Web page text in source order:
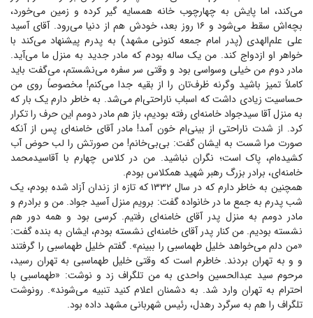
می‌کند، اما پایش به چهارچوب خانه همسایه گیر کرده و زمین می‌خورد،
بچه‌اش سقط می‌شود و ۱۶ روز بعد، خودش هم از دنیا می‌رود. آقای آسید
علی علم‌الهدی (پدر امام جمعه کنونی مشهد) به پدرم پیشنهاد می‌کند با
خواهر او ازدواج کند. من یک ساله بودم که مادر جدید به منزل ما می‌آید.
مادر دوم من خیلی وسواسی بود و وقتی سر سفره می‌نشستم، می‌گفت باید
کاملاً تمیز باشید وگرنه ظرف‌تان را از بقیه جدا می‌کنم! مخصوصاً روی من
حساسیت زیادی داشت که اسباب ناراحتی‌ام می‌شد. به خاطر دارم یک بار که
به منزل آقا سید‌جواد خامنه‌ای رفته بودیم، باز هم مادر دومم این حرف را تکرار
کرد. از شدت ناراحتی از بینی‌ام خون آمد! مادر آقای خامنه‌ای پس از آنکه
صورت مرا شست به ایشان گفت: بی‌بی‌خانم! من صورتش را لب حوض آب
کشیده‌ام، پاک است؛ نگران نباشید. من در کلاس چهارم با آقاسیدمحمد
خامنه‌ای، برادر بزرگ رهبر شهید همکلاس بودم.
همچنین به خاطر دارم که در سال ۱۳۳۲ که تازه از زندان آزاد شده بودم، یک
شب پدرم به جمع ما در خانواده گفت: برویم منزل آسید جواد. من و برادرم و
مادر دومم به منزل پدر آقای خامنه‌ای رفتیم. کرسی بود و همه دور هم
نشسته بودیم. من کنار پدر آقای خامنه‌ای نشسته بودم، ایشان به بنده گفت:
«من دلم می‌خواهد خلیل طهماسبی را ببینم». گفتم خلیل طهماسبی را گرفتند
و و به تهران بردند. خاطرم است که وقتی خلیل طهماسبی به تهران رسید،
مرحوم سید عبدالحسین واحدی به من تلگراف زد و نوشت: «طهماسبی با
احترام به تهران وارد شد. به دشمنان اعلام کنید تنبیه می‌شوند». رونوشت
تلگراف را هم به سرگرد رهدل، رئیس شهربانی مشهد داده بود.